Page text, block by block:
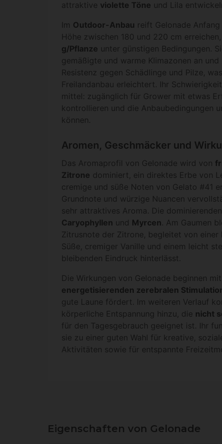
attraktive violette Töne und Lila
Im Outdoor-Anbau reift Gelonade
Höhe zwischen 180 und 220 cm
g/Pflanze unter günstigen Bedingungen.
gemäßigte und warme Klimazonen an
Resistenz gegen Schädlinge und Pilze,
Freilandanbau erleichtert. Ihr
mittel: zugänglich für Grower mit etwas
kontrollieren und die Anbaubedingungen
können.
Aromen, Geschmäcker und
Das Aromaprofil von Gelonade wird von
Zitrone dominiert, ein direktes Erbe von
cremige und süße Noten von Gelato #41
Grundnote und würzige Nuancen
sehr attraktives Aroma. Die
Caryophyllen und Myrcen . Am Gaumen
Zitrusnote der Zitrone, begleitet von einer
Süße, cremiger Vanille und einem leicht
bleibenden Eindruck hinterlässt.
Die Wirkungen von Gelonade beginnen mit
energetisierenden zerebralen
gute Laune fördert. Im weiteren Verlauf
körperliche Entspannung hinzu, die nicht
für den Tagesgebrauch geeignet ist. Ihr
sie zu einer guten Wahl für kreative,
Aktivitäten sowie für entspannte
Eigenschaften von Gelonade